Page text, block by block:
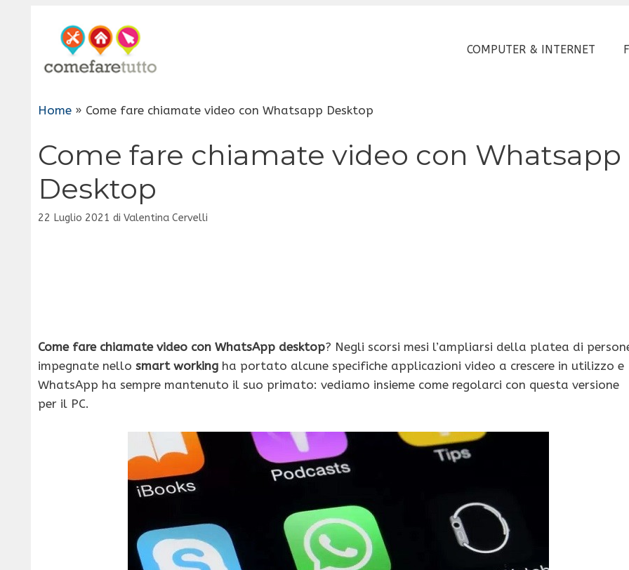
COMPUTER & INTERNET
Home » Come fare chiamate video con Whatsapp Desktop
Come fare chiamate video con Whatsapp
Desktop
22 Luglio 2021 di Valentina Cervelli
Come fare chiamate video con WhatsApp desktop? Negli scorsi mesi l’ampliarsi della platea di
impegnate nello smart working ha portato alcune specifiche applicazioni video a crescere in utilizzo e
WhatsApp ha sempre mantenuto il suo primato: vediamo insieme come regolarci con questa versione
per il PC.